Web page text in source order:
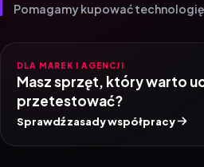
Pomagamy kupować technologię
DLA MAREK I AGENCJI
Masz sprzęt, który warto
przetestować?
Sprawdź zasady współpracy